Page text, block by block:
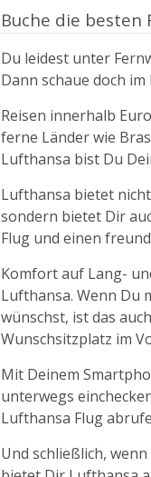
Buche die besten
Du leidest unter
Dann schaue doch
Reisen innerhalb
ferne Länder wie
Lufthansa bist Du
Lufthansa bietet
sondern bietet Dir
Flug und einen
Komfort auf Lang-
Lufthansa. Wenn Du
wünschst, ist das
Wunschsitzplatz im
Mit Deinem
unterwegs
Lufthansa Flug
Und schließlich,